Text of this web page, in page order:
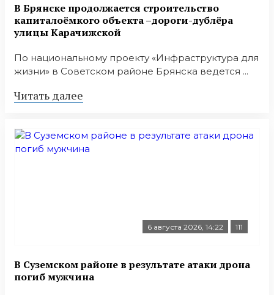
В Брянске продолжается строительство
капиталоёмкого объекта –дороги-дублёра
улицы Карачижской
По национальному проекту «Инфраструктура для
жизни» в Советском районе Брянска ведется ...
Читать далее
6 августа 2026, 14:22 111
В Суземском районе в результате атаки дрона
погиб мужчина